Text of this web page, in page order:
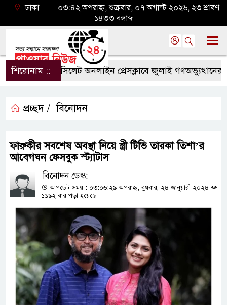
ঢাকা
০৩:৪২ অপরাহ্ন, শুক্রবার, ০৭ অগাস্ট ২০২৬, ২৩ শ্রাবণ
১৪৩৩ বঙ্গাব্দ
শিরোনাম ::সিলেট অনলাইন প্রেসক্লাবে জুলাই গণঅভ্যুত্থানের
প্রচ্ছদ / বিনোদন
ফারুকীর সবশেষ অবস্থা নিয়ে স্ত্রী টিভি তারকা তিশা’র
আবেগঘন ফেসবুক স্ট্যাটাস
বিনোদন ডেস্ক:
আপডেট সময় : ০৩:০৬:২৯ অপরাহ্ন, বুধবার, ২৪ জানুয়ারী ২০২৪
১১৯২ বার পড়া হয়েছে